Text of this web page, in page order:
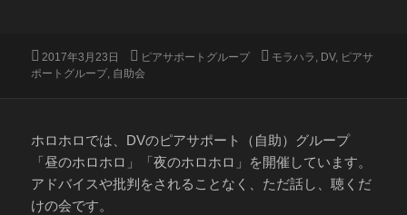
投
稿
2017年3月23日
カ
テ
ピアサポートグループ
タ
モラハラ , DV, ピアサ
ポートグループ, 自助会
ホロホロでは、DVのピアサポート（自助）グループ
「昼のホロホロ」「夜のホロホロ」を開催しています。
アドバイスや批判をされることなく、ただ話し、聴くだ
けの会です。